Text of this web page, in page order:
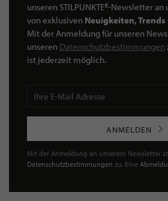
unseren STILPUNKTE®-Newsletter
von exklusiven Neuigkeiten, Trends
Mit der Anmeldung für unseren
unseren Datenschutzbestimmungen
ist jederzeit möglich.
ANMELDEN
Mit der Anmeldung an unserem Newsletter
Datenschutzbestimmungen zu. Eine